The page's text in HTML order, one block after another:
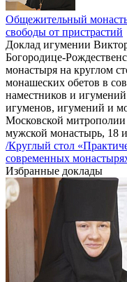
Общежительный
свободы от пристрастий
Доклад игумении
Богородице-
монастыря на круглом
монашеских обетов в
наместников и
игуменов, игумений и
Московской
мужской монастырь, 18
/Круглый стол
современных
Избранные доклады